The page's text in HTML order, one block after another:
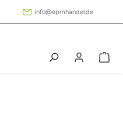
info@epmhandel.de